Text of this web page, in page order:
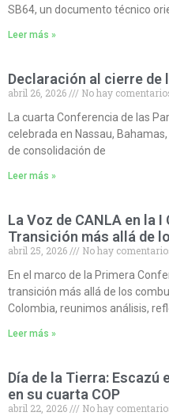
SB64, un documento técnico
Leer más »
Declaración al cierre de
abril 26, 2026
No hay
La cuarta Conferencia de las
celebrada en Nassau,
de consolidación de
Leer más »
La Voz de CANLA en la
Transición más allá de
abril 25, 2026
No hay
En el marco de la Primera
transición más allá de los
Colombia, reunimos análisis,
Leer más »
Día de la Tierra: Escazú
en su cuarta COP
abril 22, 2026
No hay